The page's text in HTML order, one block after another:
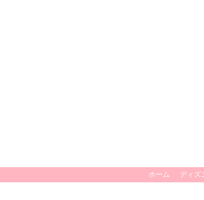
ホーム ディズ